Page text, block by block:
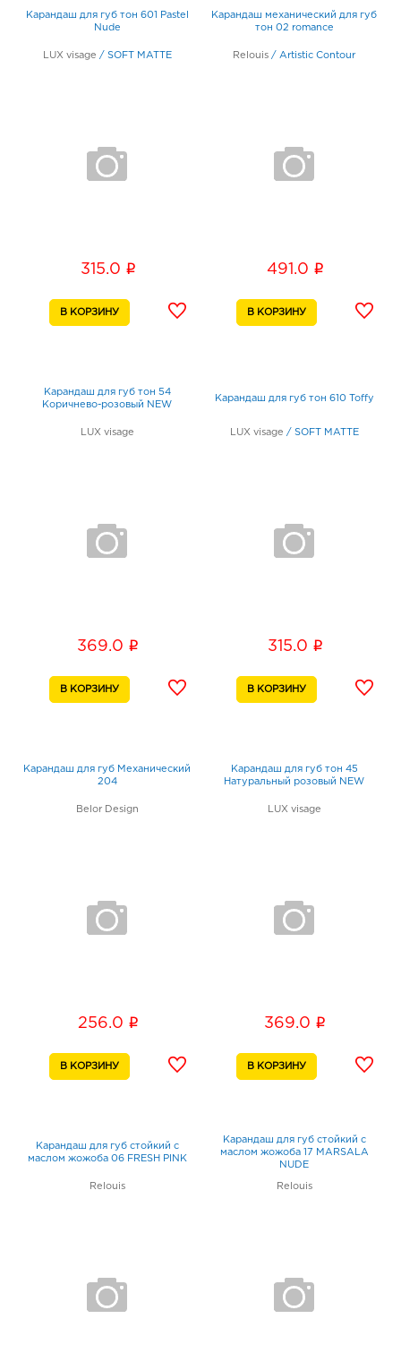
Карандаш для губ тон 601 Pastel
Nude
LUX visage / SOFT MATTE
315.0 i
Карандаш механический для губ
тон 02 romance
Relouis / Artistic Contour
491.0 i
Карандаш для губ тон 54
Коричнево-розовый NEW
LUX visage
369.0 i
Карандаш для губ тон 610 Toffy
LUX visage / SOFT MATTE
315.0 i
Карандаш для губ Механический
204
Belor Design
256.0 i
Карандаш для губ тон 45
Натуральный розовый NEW
LUX visage
369.0 i
Карандаш для губ стойкий с
маслом жожоба 06 FRESH PINK
Relouis
Карандаш для губ стойкий с
маслом жожоба 17 MARSALA
NUDE
Relouis